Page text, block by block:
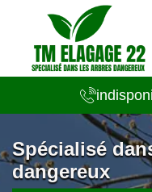
Spécialisé
dangereux